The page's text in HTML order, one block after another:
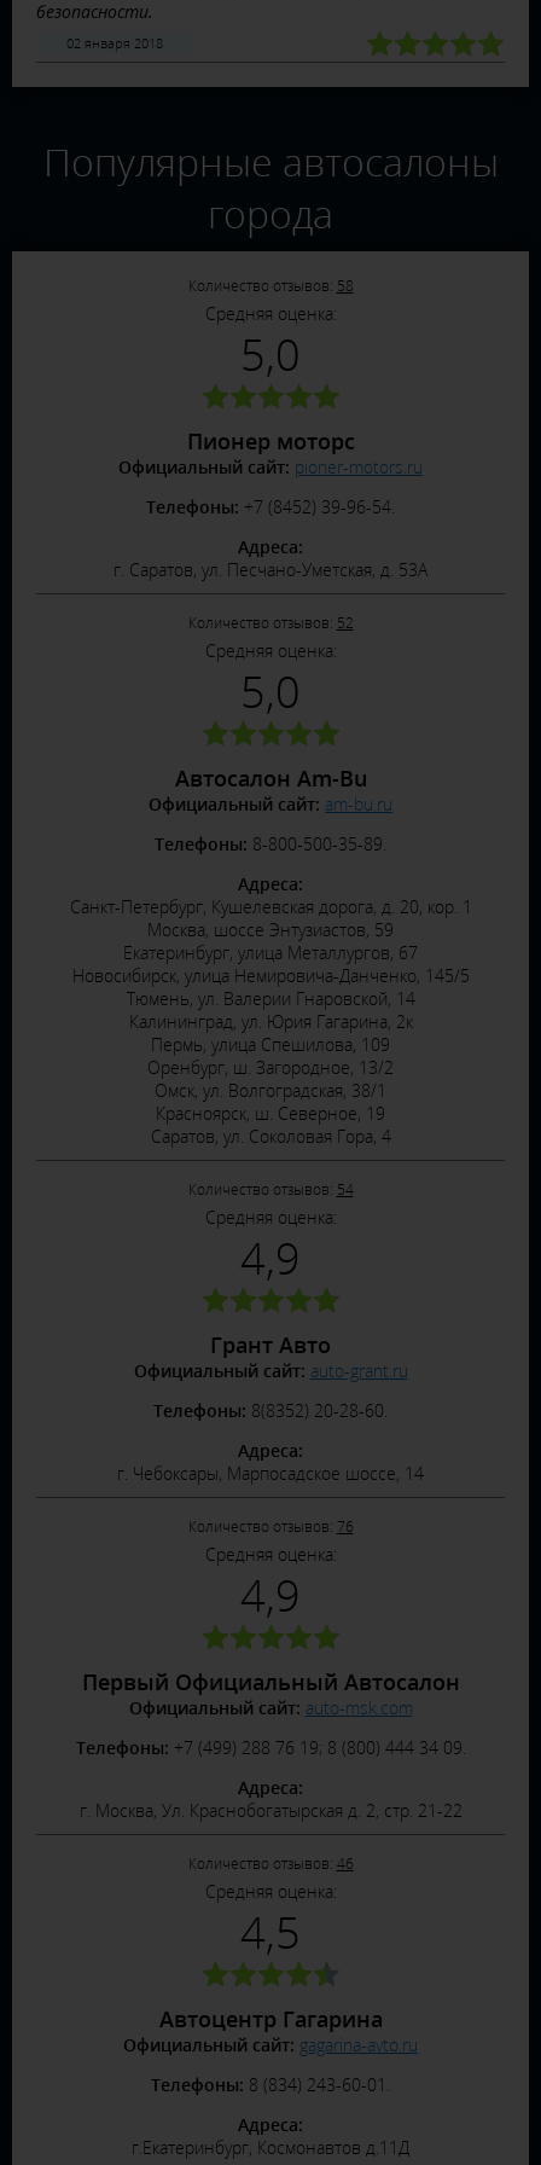
безопасности.
02 января 2018
Популярные автосалоны
города
Количество отзывов: 58
Средняя оценка:
5,0
Пионер моторс
Официальный сайт: pioner-motors.ru
Телефоны: +7 (8452) 39-96-54.
Адреса:
г. Саратов, ул. Песчано-Уметская, д. 53А
Количество отзывов: 52
Средняя оценка:
5,0
Автосалон Am-Bu
Официальный сайт: am-bu.ru
Телефоны: 8-800-500-35-89.
Адреса:
Санкт-Петербург, Кушелевская дорога, д. 20, кор. 1
Москва, шоссе Энтузиастов, 59
Екатеринбург, улица Металлургов, 67
Новосибирск, улица Немировича-Данченко, 145/5
Тюмень, ул. Валерии Гнаровской, 14
Калининград, ул. Юрия Гагарина, 2к
Пермь, улица Спешилова, 109
Оренбург, ш. Загородное, 13/2
Омск, ул. Волгоградская, 38/1
Красноярск, ш. Северное, 19
Саратов, ул. Соколовая Гора, 4
Количество отзывов: 54
Средняя оценка:
4,9
Грант Авто
Официальный сайт: auto-grant.ru
Телефоны: 8(8352) 20-28-60.
Адреса:
г. Чебоксары, Марпосадское шоссе, 14
Количество отзывов: 76
Средняя оценка:
4,9
Первый Официальный Автосалон
Официальный сайт: auto-msk.com
Телефоны: +7 (499) 288 76 19; 8 (800) 444 34 09.
Адреса:
г. Москва, Ул. Краснобогатырская д. 2, стр. 21-22
Количество отзывов: 46
Средняя оценка:
4,5
Автоцентр Гагарина
Официальный сайт: gagarina-avto.ru
Телефоны: 8 (834) 243-60-01.
Адреса:
г.Екатеринбург, Космонавтов д.11Д